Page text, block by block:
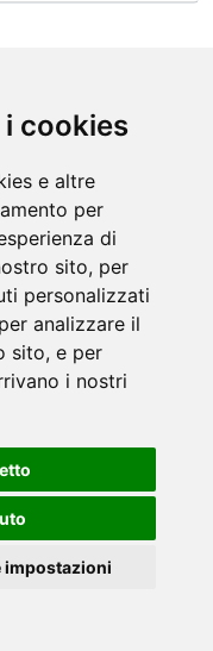
cookies
e altre
per
di
sito, per
personalizzati
analizzare il
sito, e per
i nostri
impostazioni
con questi